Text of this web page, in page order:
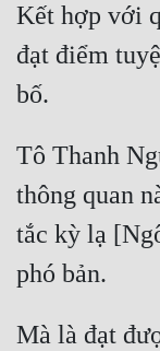
Mưu Mô
Mạt Thế
Mỹ Thực
Ngôn Tình
Ngược
Nữ Cường
Nữ Phụ
Kết hợp với
đạt điểm
bố.
Tô Thanh
thông quan
tắc kỳ lạ
phó bản.
Mà là đạt